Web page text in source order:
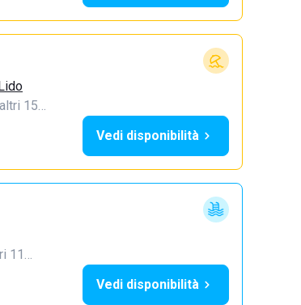
15…
Vedi disponibilità
11…
Vedi disponibilità